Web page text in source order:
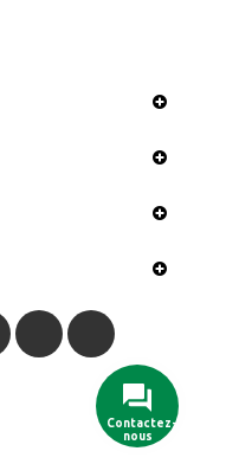
Contactez-
nous